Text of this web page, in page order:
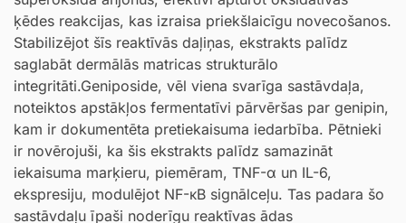
ķēdes reakcijas, kas izraisa priekšlaicīgu novecošanos.
Stabilizējot šīs reaktīvās daļiņas, ekstrakts palīdz
saglabāt dermālās matricas strukturālo
integritāti.Geniposide, vēl viena svarīga sastāvdaļa,
noteiktos apstākļos fermentatīvi pārvēršas par genipin,
kam ir dokumentēta pretiekaisuma iedarbība. Pētnieki
ir novērojuši, ka šis ekstrakts palīdz samazināt
iekaisuma marķieru, piemēram, TNF-α un IL-6,
ekspresiju, modulējot NF-κB signālceļu. Tas padara šo
sastāvdaļu īpaši noderīgu reaktīvas ādas